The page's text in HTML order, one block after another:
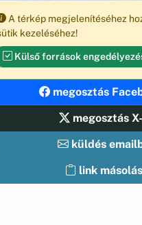
A térkép megjelenítéséhez
kezeléséhez!
Külső források
megosztás
megosztás
küldés
link